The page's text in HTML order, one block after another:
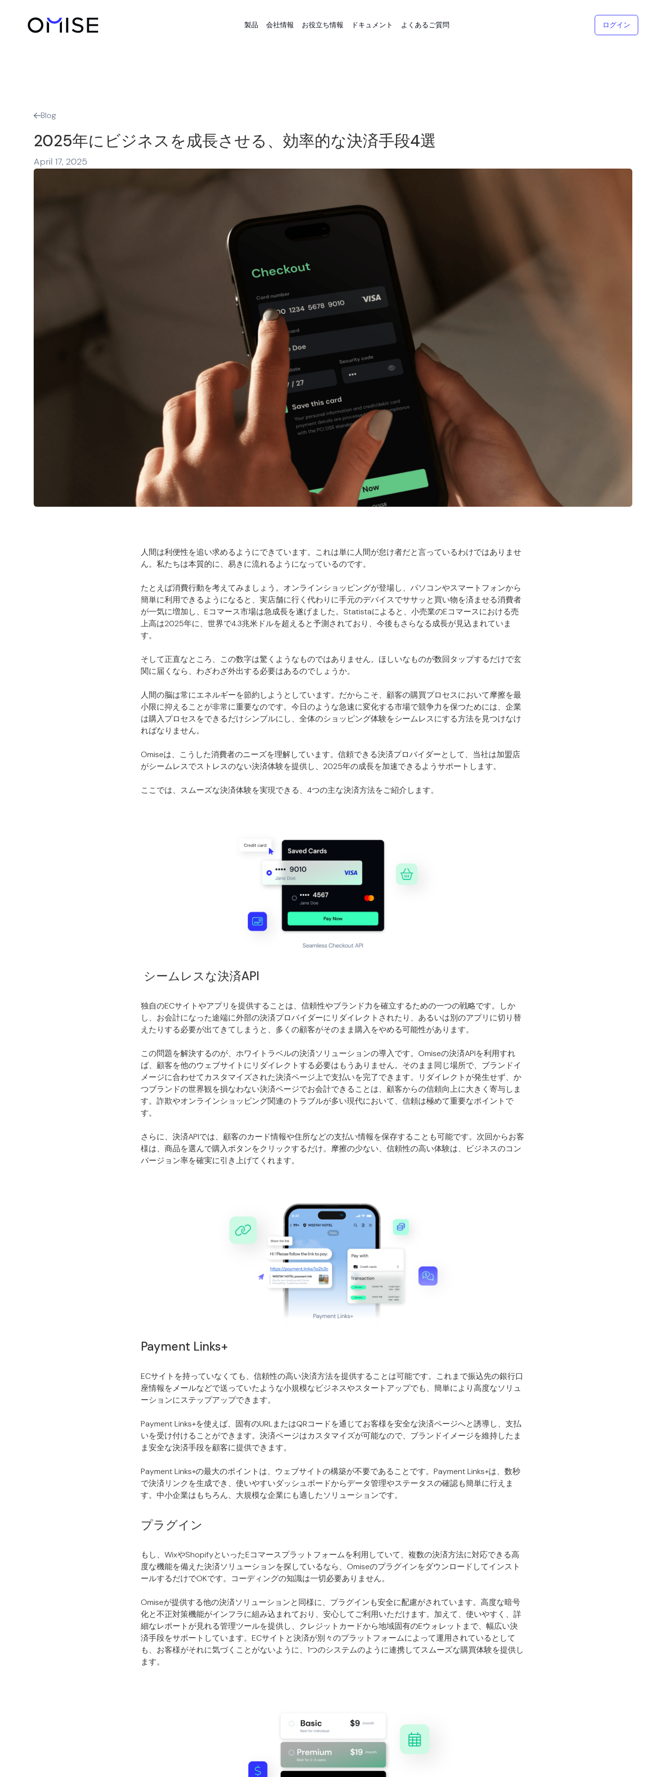
製品 会社情報 お役立ち情報 ドキュメント よくあるご質問 ログイン
Blog
2025年にビジネスを成長させる、効率的な決済手段4選
April 17, 2025
人間は利便性を追い求めるようにできています。これは単に人間が怠け者だと言っているわけではありませ
ん。私たちは本質的に、易きに流れるようになっているのです。
たとえば消費行動を考えてみましょう。オンラインショッピングが登場し、パソコンやスマートフォンから
簡単に利用できるようになると、実店舗に行く代わりに手元のデバイスでササッと買い物を済ませる消費者
が一気に増加し、Eコマース市場は急成長を遂げました。Statistaによると、小売業のEコマースにおける売
上高は2025年に、世界で4.3兆米ドルを超えると予測されており、今後もさらなる成長が見込まれていま
す。
そして正直なところ、この数字は驚くようなものではありません。ほしいなものが数回タップするだけで玄
関に届くなら、わざわざ外出する必要はあるのでしょうか。
人間の脳は常にエネルギーを節約しようとしています。だからこそ、顧客の購買プロセスにおいて摩擦を最
小限に抑えることが非常に重要なのです。今日のような急速に変化する市場で競争力を保つためには、企業
は購入プロセスをできるだけシンプルにし、全体のショッピング体験をシームレスにする方法を見つけなけ
ればなりません。
Omiseは、こうした消費者のニーズを理解しています。信頼できる決済プロバイダーとして、当社は加盟店
がシームレスでストレスのない決済体験を提供し、2025年の成長を加速できるようサポートします。
ここでは、スムーズな決済体験を実現できる、4つの主な決済方法をご紹介します。
シームレスな決済API
独自のECサイトやアプリを提供することは、信頼性やブランド力を確立するための一つの戦略です。しか
し、お会計になった途端に外部の決済プロバイダーにリダイレクトされたり、あるいは別のアプリに切り替
えたりする必要が出てきてしまうと、多くの顧客がそのまま購入をやめる可能性があります。
この問題を解決するのが、ホワイトラベルの決済ソリューションの導入です。Omiseの決済APIを利用すれ
ば、顧客を他のウェブサイトにリダイレクトする必要はもうありません。そのまま同じ場所で、ブランドイ
メージに合わせてカスタマイズされた決済ページ上で支払いを完了できます。リダイレクトが発生せず、か
つブランドの世界観を損なわない決済ページでお会計できることは、顧客からの信頼向上に大きく寄与しま
す。詐欺やオンラインショッピング関連のトラブルが多い現代において、信頼は極めて重要なポイントで
す。
さらに、決済APIでは、顧客のカード情報や住所などの支払い情報を保存することも可能です。次回からお客
様は、商品を選んで購入ボタンをクリックするだけ。摩擦の少ない、信頼性の高い体験は、ビジネスのコン
バージョン率を確実に引き上げてくれます。
Payment Links+
ECサイトを持っていなくても、信頼性の高い決済方法を提供することは可能です。これまで振込先の銀行口
座情報をメールなどで送っていたような小規模なビジネスやスタートアップでも、簡単により高度なソリュ
ーションにステップアップできます。
Payment Links+を使えば、固有のURLまたはQRコードを通じてお客様を安全な決済ページへと誘導し、支払
いを受け付けることができます。決済ページはカスタマイズが可能なので、ブランドイメージを維持したま
ま安全な決済手段を顧客に提供できます。
Payment Links+の最大のポイントは、ウェブサイトの構築が不要であることです。Payment Links+は、数秒
で決済リンクを生成でき、使いやすいダッシュボードからデータ管理やステータスの確認も簡単に行えま
す。中小企業はもちろん、大規模な企業にも適したソリューションです。
プラグイン
もし、WixやShopifyといったEコマースプラットフォームを利用していて、複数の決済方法に対応できる高
度な機能を備えた決済ソリューションを探しているなら、Omiseのプラグインをダウンロードしてインスト
ールするだけでOKです。コーディングの知識は一切必要ありません。
Omiseが提供する他の決済ソリューションと同様に、プラグインも安全に配慮がされています。高度な暗号
化と不正対策機能がインフラに組み込まれており、安心してご利用いただけます。加えて、使いやすく、詳
細なレポートが見れる管理ツールを提供し、クレジットカードから地域固有のEウォレットまで、幅広い決
済手段をサポートしています。ECサイトと決済が別々のプラットフォームによって運用されているとして
も、お客様がそれに気づくことがないように、1つのシステムのように連携してスムーズな購買体験を提供し
ます。